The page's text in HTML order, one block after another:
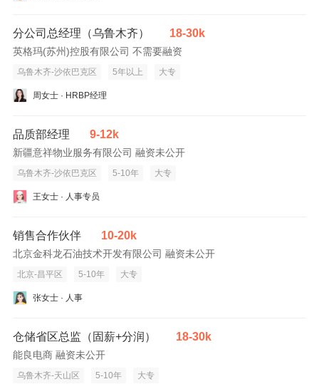
分公司总经理（乌鲁木齐） 18-30k
英格玛(苏州)控股有限公司 不需要融资
乌鲁木齐-沙依巴克区 5年以上 大专
周女士 · HRBP经理
品质部经理 9-12k
新疆意祥物业服务有限公司 融资未公开
乌鲁木齐-沙依巴克区 5-10年 大专
王女士 · 人事专员
销售合作伙伴 10-20k
北京金科龙石油技术开发有限公司 融资未公开
北京-昌平区 5-10年 大专
张女士 · 人事
仓储省区总监（固薪+分润） 18-30k
能良电商 融资未公开
乌鲁木齐-天山区 5-10年 大专